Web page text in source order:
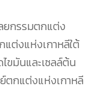
กรรมตกแต่ง
ต่งแห่งเกาหลีใต้
มันและเซลล์ต้น
ตกแต่งแห่งเกาหลี